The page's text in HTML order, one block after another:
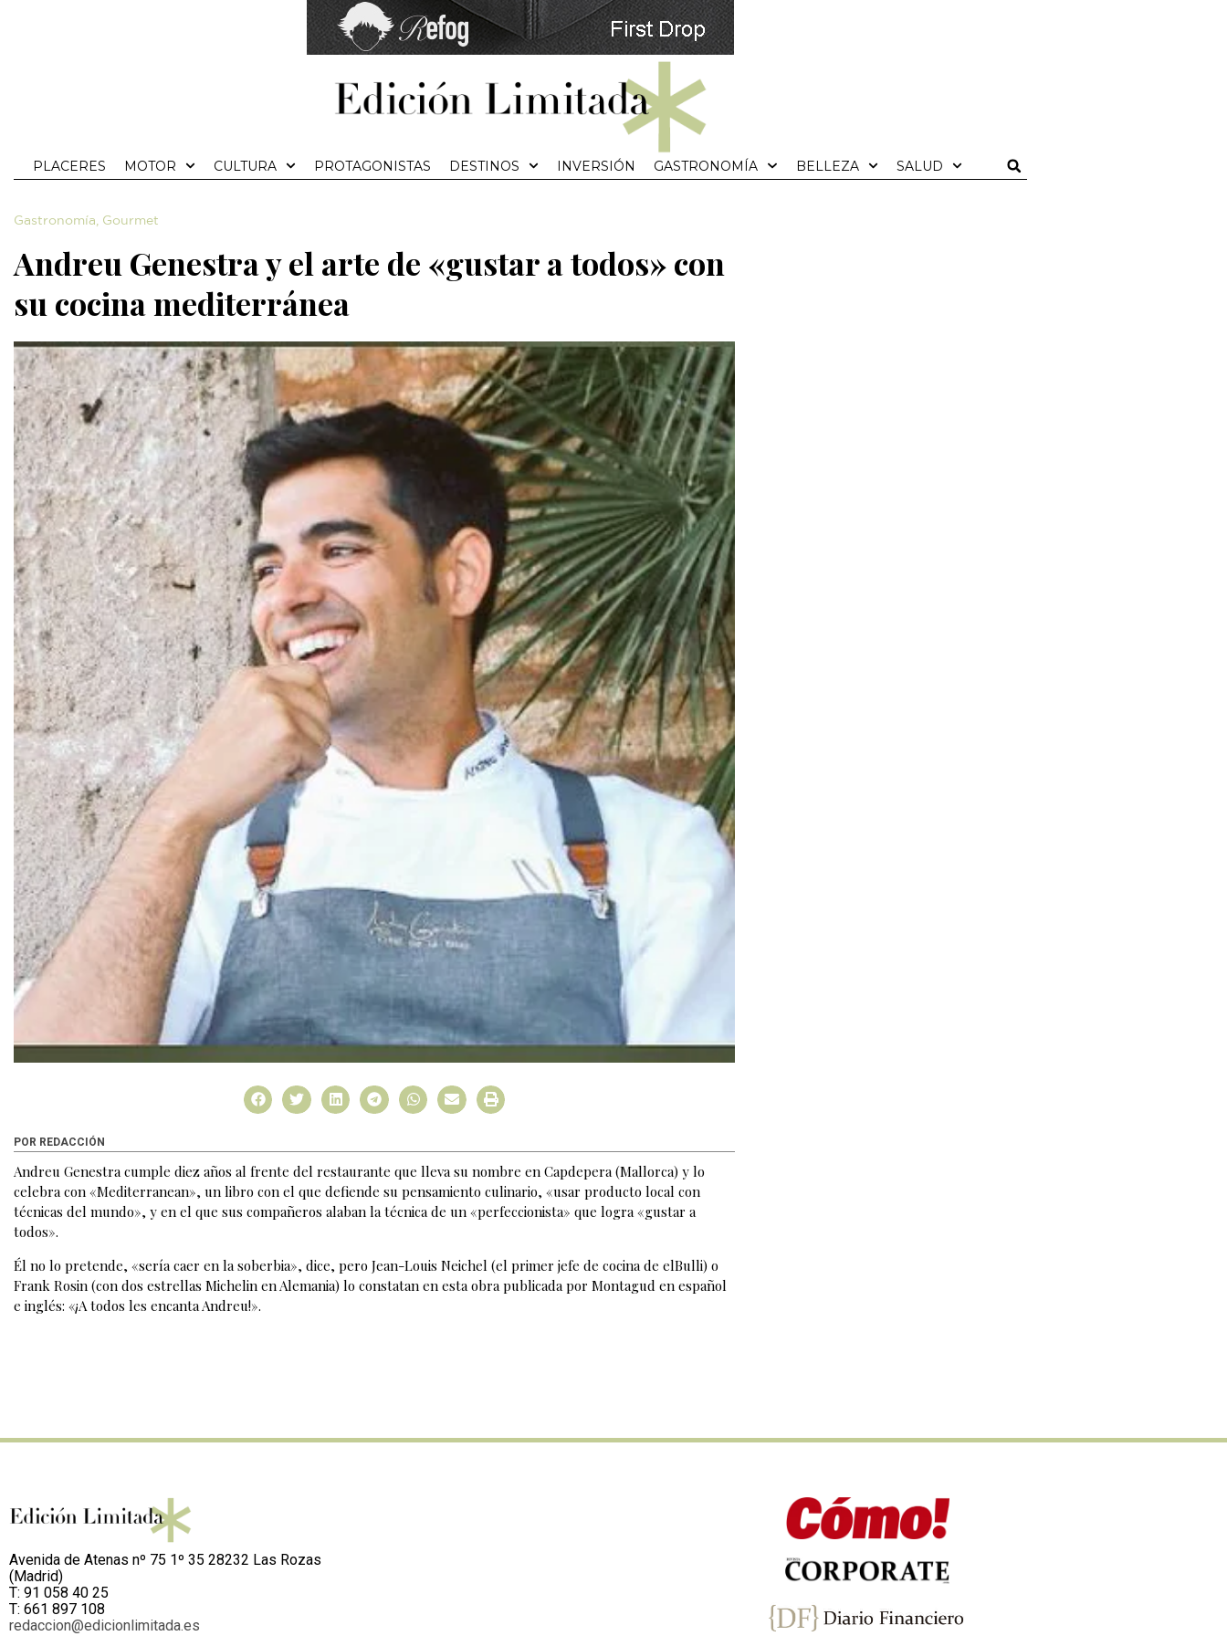
PLACERES MOTOR CULTURA PROTAGONISTAS DESTINOS INVERSIÓN GASTRONOMÍA BELLEZA SALUD
Gastronomía Gourmet
Andreu Genestra y el arte de «gustar a todos» con
su cocina mediterránea
POR REDACCIÓN
Andreu Genestra cumple diez años al frente del restaurante que lleva su nombre en Capdepera (Mallorca) y lo
celebra con «Mediterranean», un libro con el que defiende su pensamiento culinario, «usar producto local con
técnicas del mundo», y en el que sus compañeros alaban la técnica de un «perfeccionista» que logra «gustar a
todos».
Él no lo pretende, «sería caer en la soberbia», dice, pero Jean-Louis Neichel (el primer jefe de cocina de elBulli) o
Frank Rosin (con dos estrellas Michelin en Alemania) lo constatan en esta obra publicada por Montagud en español
e inglés: «¡A todos les encanta Andreu!».
Avenida de Atenas nº 75 1º 35 28232 Las Rozas
(Madrid)
T: 91 058 40 25
T: 661 897 108
redaccion@edicionlimitada.es